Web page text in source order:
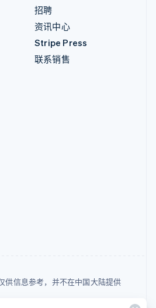
招聘
资讯中心
Stripe Press
联系销售
供信息参考，并不在中国大陆提供